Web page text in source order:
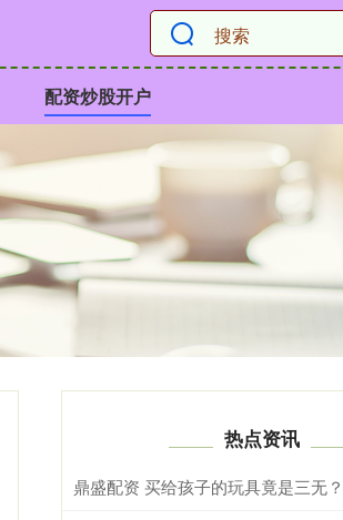
配资炒股开户
热点资讯